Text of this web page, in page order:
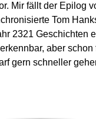
Mir fällt der Epilog
Tom
2321 Geschichten
aber schon
gern schneller